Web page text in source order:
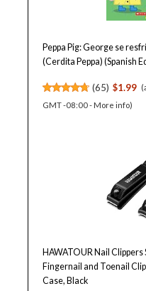
Peppa Pig: George se
(Cerdita Peppa) (Spanish
(65) $1.99
GMT -08:00 - More info)
HAWATOUR Nail Clippers
Fingernail and Toenail
Case, Black